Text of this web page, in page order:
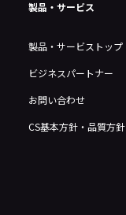
製品・サービス
製品・サービストップ
ビジネスパートナー
お問い合わせ
CS基本方針・品質方針